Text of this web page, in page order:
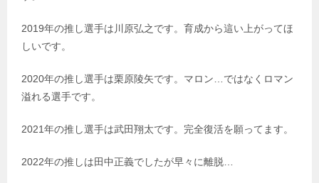
2019年の推し選手は川原弘之です。育成から這い上がってほ
しいです。
2020年の推し選手は栗原陵矢です。マロン…ではなくロマン
溢れる選手です。
2021年の推し選手は武田翔太です。完全復活を願ってます。
2022年の推しは田中正義でしたが早々に離脱…